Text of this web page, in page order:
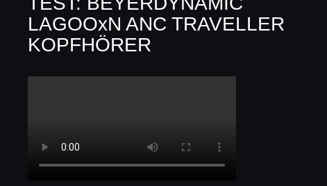
LAGOOxN ANC TRAVELLER
KOPFHÖRER